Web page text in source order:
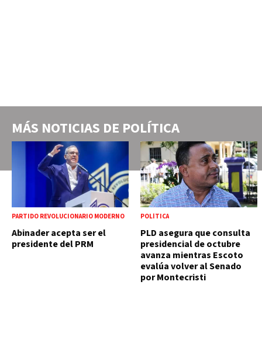
MÁS NOTICIAS DE POLÍTICA
PARTIDO REVOLUCIONARIO MODERNO
Abinader acepta ser el
presidente del PRM
POLÍTICA
PLD asegura que consulta
presidencial de octubre
avanza mientras Escoto
evalúa volver al Senado
por Montecristi